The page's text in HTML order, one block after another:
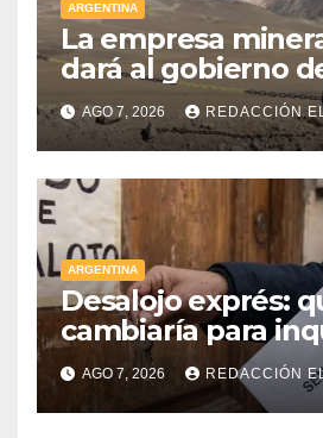
ARGENTINA
La empresa
dará al gobierno
U$D 250 millones
aporte
reembolsable
AGO 7, 2026 REDACCIÓN
ARGENTINA
Desalojo exprés:
cambiaría para
dueños con el
tuvo media
Cámara alta
AGO 7, 2026 REDACCIÓN